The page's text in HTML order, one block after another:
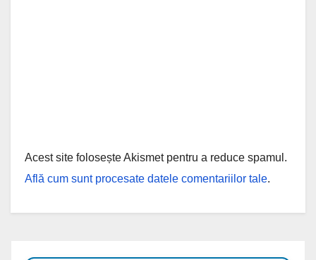
Acest site folosește Akismet pentru a reduce spamul.
Află cum sunt procesate datele comentariilor tale.